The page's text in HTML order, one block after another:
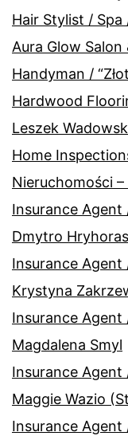
Hair Stylist / Spa
Aura Glow Salon
Handyman /
Hardwood
Leszek
Home
Nieruchomości
Insurance
Dmytro
Insurance
Krystyna
Insurance
Magdalena Smyl
Insurance
Maggie Wazio
Insurance